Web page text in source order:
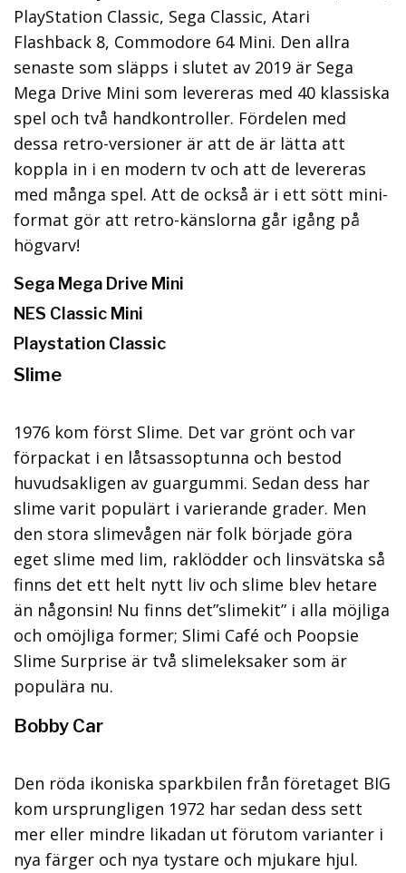
PlayStation Classic, Sega Classic, Atari
Flashback 8, Commodore 64 Mini. Den allra
senaste som släpps i slutet av 2019 är Sega
Mega Drive Mini som levereras med 40 klassiska
spel och två handkontroller. Fördelen med
dessa retro-versioner är att de är lätta att
koppla in i en modern tv och att de levereras
med många spel. Att de också är i ett sött mini-
format gör att retro-känslorna går igång på
högvarv!
Sega Mega Drive Mini
NES Classic Mini
Playstation Classic
Slime
1976 kom först Slime. Det var grönt och var
förpackat i en låtsassoptunna och bestod
huvudsakligen av guargummi. Sedan dess har
slime varit populärt i varierande grader. Men
den stora slimevågen när folk började göra
eget slime med lim, raklödder och linsvätska så
finns det ett helt nytt liv och slime blev hetare
än någonsin! Nu finns det”slimekit” i alla möjliga
och omöjliga former; Slimi Café och Poopsie
Slime Surprise är två slimeleksaker som är
populära nu.
Bobby Car
Den röda ikoniska sparkbilen från företaget BIG
kom ursprungligen 1972 har sedan dess sett
mer eller mindre likadan ut förutom varianter i
nya färger och nya tystare och mjukare hjul.